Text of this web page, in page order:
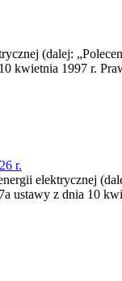
(dalej:
kwietnia 1997 r.
r.
elektrycznej
ustawy z dnia 10